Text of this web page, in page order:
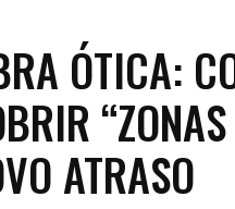
ÓTICA:
ATRASO